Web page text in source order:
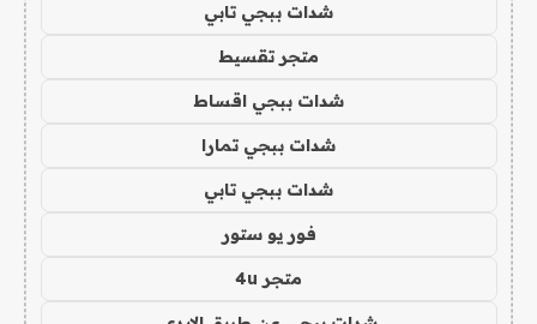
شدات ببجي تابي
متجر تقسيط
شدات ببجي اقساط
شدات ببجي تمارا
شدات ببجي تابي
فور يو ستور
متجر 4u